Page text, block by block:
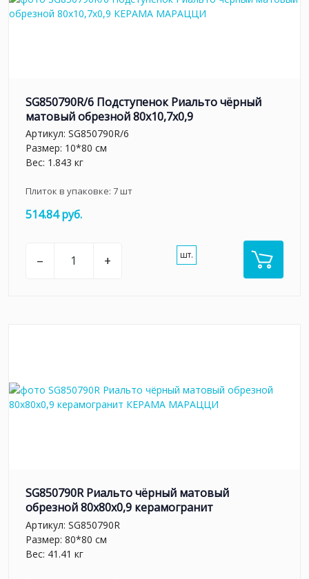
SG850790R/6 Подступенок Риальто чёрный
матовый обрезной 80x10,7x0,9
Артикул: SG850790R/6
Размер: 10*80 см
Вес: 1.843 кг
Плиток в упаковке: 7шт
514.84 руб.
– + шт.
SG850790R Риальто чёрный матовый
обрезной 80x80x0,9 керамогранит
Артикул: SG850790R
Размер: 80*80 см
Вес: 41.41 кг